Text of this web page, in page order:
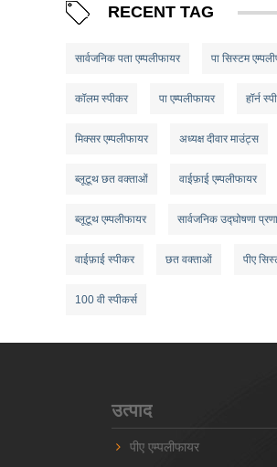
RECENT TAG
सार्वजनिक पता एम्पलीफायर पा सिस्टम
कॉलम स्पीकर पा एम्पलीफायर हॉर्न
मिक्सर एम्पलीफायर अध्यक्ष दीवार माउंट्स
ब्लूटूथ छत वक्ताओं वाईफ़ाई एम्पलीफायर
ब्लूटूथ एम्पलीफायर सार्वजनिक उद्घोषणा
वाईफ़ाई स्पीकर छत वक्ताओं पीए
100 वी स्पीकर्स
उत्पाद
पीए एम्पलीफायर